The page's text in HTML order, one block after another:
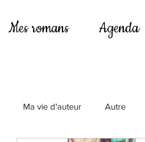
Mes romans Agenda
Ma vie d'auteur Autre